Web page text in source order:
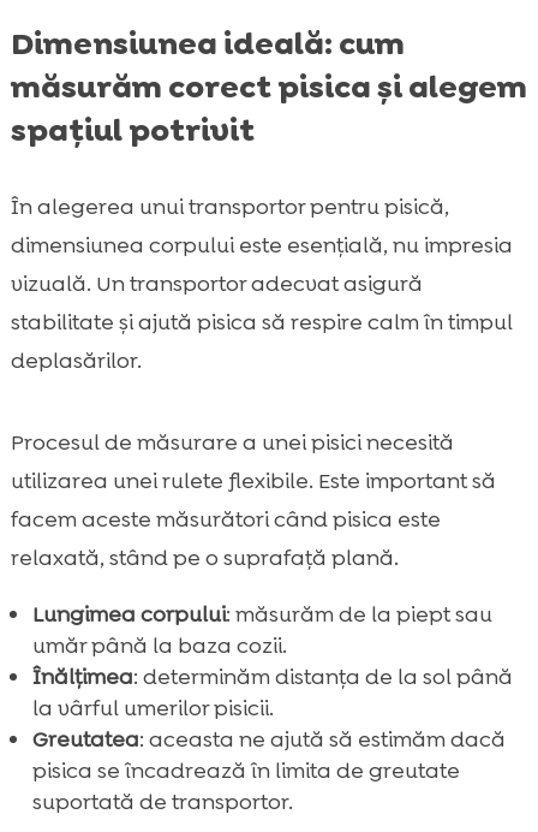
Dimensiunea ideală: cum
măsurăm corect pisica și alegem
spațiul potrivit
În alegerea unui transportor pentru pisică,
dimensiunea corpului este esențială, nu impresia
vizuală. Un transportor adecvat asigură
stabilitate și ajută pisica să respire calm în timpul
deplasărilor.
Procesul de măsurare a unei pisici necesită
utilizarea unei rulete flexibile. Este important să
facem aceste măsurători când pisica este
relaxată, stând pe o suprafață plană.
Lungimea corpului: măsurăm de la piept sau
umăr până la baza cozii.
Înălțimea: determinăm distanța de la sol până
la vârful umerilor pisicii.
Greutatea: aceasta ne ajută să estimăm dacă
pisica se încadrează în limita de greutate
suportată de transportor.